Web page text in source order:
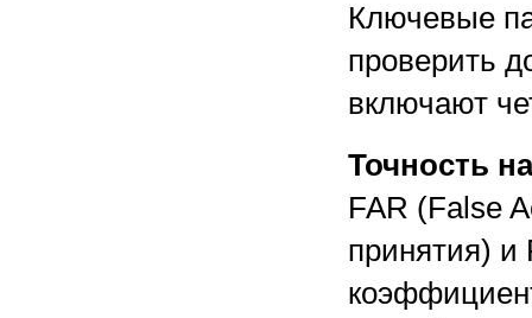
Ключевые
проверить
включают
Точность
FAR (False
принятия)